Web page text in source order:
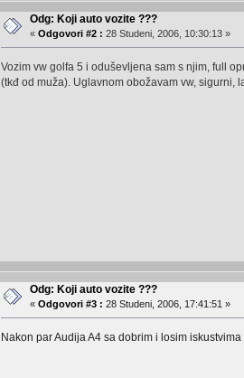
Odg: Koji auto vozite ???
«Odgovori #2 : 28 Studeni, 2006, 10:30:13 »
Vozim vw golfa 5 i oduševljena sam s njim, full
(tkđ od muža). Uglavnom obožavam vw, sigurni,
Odg: Koji auto vozite ???
«Odgovori #3 : 28 Studeni, 2006, 17:41:51 »
Nakon par Audija A4 sa dobrim i losim